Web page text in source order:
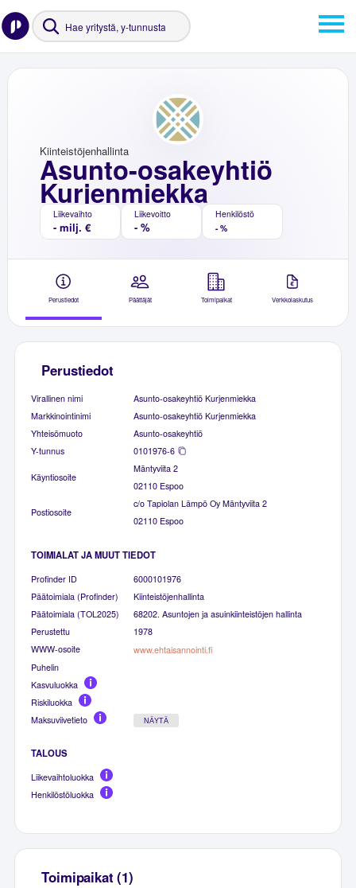
Asunto-osakeyhtiö
Kurjenmiekka
Kiinteistöjenhallinta
Liikevaihto
- milj. €
Liikevoitto
- %
Henkilöstö
- %
Perustiedot Päättäjät Toimipaikat Verkkolaskutus
Perustiedot
Virallinen nimi
Asunto-osakeyhtiö Kurjenmiekka
Markkinointinimi
Asunto-osakeyhtiö Kurjenmiekka
Yhteisömuoto
Asunto-osakeyhtiö
Y-tunnus
0101976-6
Käyntiosoite
Mäntyviita 2
02110 Espoo
Postiosoite
c/o Tapiolan Lämpö Oy Mäntyviita 2
02110 Espoo
TOIMIALAT JA MUUT TIEDOT
Profinder ID
6000101976
Päätoimiala (Profinder)
Kiinteistöjenhallinta
Päätoimiala (TOL2025)
68202. Asuntojen ja asuinkiinteistöjen hallinta
Perustettu
1978
WWW-osoite
www.ehtaisannointi.fi
Puhelin
Kasvuluokka
Riskiluokka
Maksuviivetieto
NÄYTÄ
TALOUS
Liikevaihtoluokka
Henkilöstöluokka
Toimipaikat (1)